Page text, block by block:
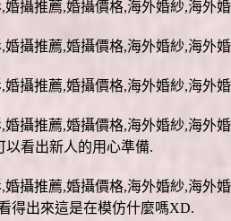
以看出新人的用心準備.
得出來這是在模仿什麼嗎XD.